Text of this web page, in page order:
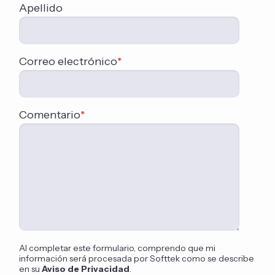
Apellido
Correo electrónico*
Comentario*
Al completar este formulario, comprendo que mi
información será procesada por Softtek como se describe
en suAviso de Privacidad.